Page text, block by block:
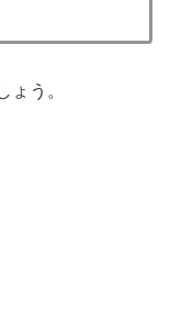
ょう。